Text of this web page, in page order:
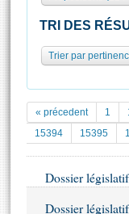
Pétitions
Documents
Projets de loi
Propositions de loi
Statistiques
Documents
( Constitution |
Histoire
Juniors
La
Les archives
TRI DES
Trier par
« précedent 1
15394
15395
Dossier
Dossier